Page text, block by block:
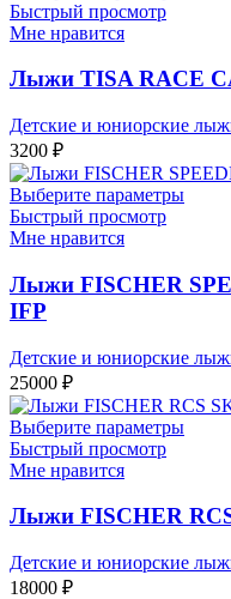
Быстрый просмотр
Мне нравится
Лыжи TISA RACE
Детские и юниорские
3200 ₽
Выберите параметры
Быстрый просмотр
Мне нравится
Лыжи FISCHER
IFP
Детские и юниорские
25000 ₽
Выберите параметры
Быстрый просмотр
Мне нравится
Лыжи FISCHER
Детские и юниорские
18000 ₽